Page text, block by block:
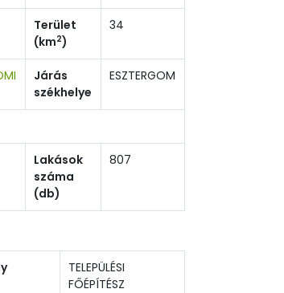
Terület
(km2)
34
Járás
székhelye
ESZTERGOM
Lakások
száma
(db)
807
TELEPÜLÉSI
FŐÉPÍTÉSZ